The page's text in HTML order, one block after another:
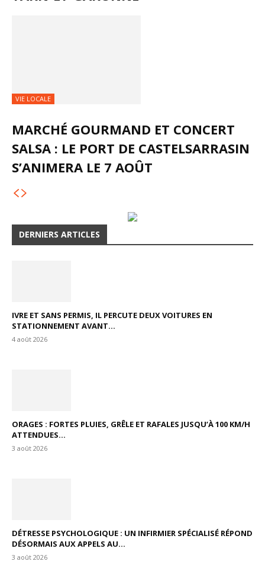
VIE LOCALE
MARCHÉ GOURMAND ET CONCERT
SALSA : LE PORT DE CASTELSARRASIN
S’ANIMERA LE 7 AOÛT
DERNIERS ARTICLES
IVRE ET SANS PERMIS, IL PERCUTE DEUX VOITURES EN
STATIONNEMENT AVANT...
4 août 2026
ORAGES : FORTES PLUIES, GRÊLE ET RAFALES JUSQU’À 100 KM/H
ATTENDUES...
3 août 2026
DÉTRESSE PSYCHOLOGIQUE : UN INFIRMIER SPÉCIALISÉ RÉPOND
DÉSORMAIS AUX APPELS AU...
3 août 2026